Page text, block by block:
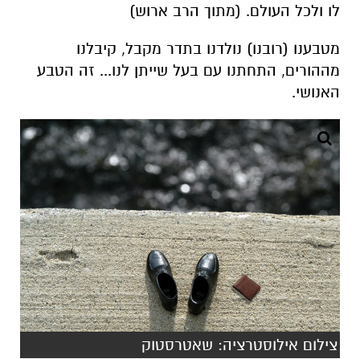
לו ולכל העולם. (מתוך הרב ארוש)
מטבענו (רובנו) נולדנו בתדר מקבל, קיבלנו
מההורים, התחתנו עם בעל שייתן לנו... זה הטבע
האנושי.
צילום אילוסטרציה: שאטרסטוק